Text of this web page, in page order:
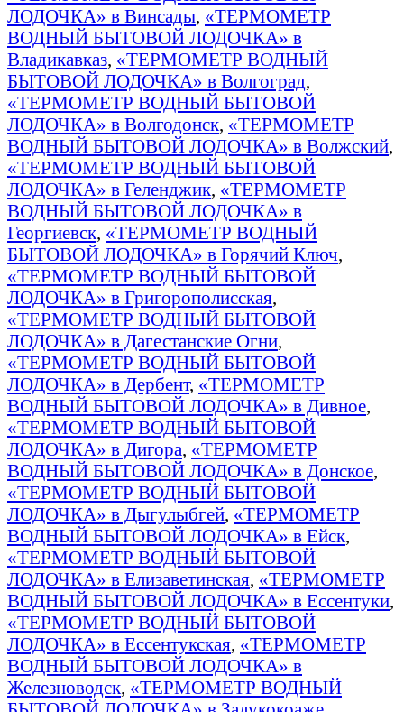
ЛОДОЧКА» в Винсады, «ТЕРМОМЕТР
ВОДНЫЙ БЫТОВОЙ ЛОДОЧКА» в
Владикавказ, «ТЕРМОМЕТР ВОДНЫЙ
БЫТОВОЙ ЛОДОЧКА» в Волгоград,
«ТЕРМОМЕТР ВОДНЫЙ БЫТОВОЙ
ЛОДОЧКА» в Волгодонск, «ТЕРМОМЕТР
ВОДНЫЙ БЫТОВОЙ ЛОДОЧКА» в Волжский,
«ТЕРМОМЕТР ВОДНЫЙ БЫТОВОЙ
ЛОДОЧКА» в Геленджик, «ТЕРМОМЕТР
ВОДНЫЙ БЫТОВОЙ ЛОДОЧКА» в
Георгиевск, «ТЕРМОМЕТР ВОДНЫЙ
БЫТОВОЙ ЛОДОЧКА» в Горячий Ключ,
«ТЕРМОМЕТР ВОДНЫЙ БЫТОВОЙ
ЛОДОЧКА» в Григорополисская,
«ТЕРМОМЕТР ВОДНЫЙ БЫТОВОЙ
ЛОДОЧКА» в Дагестанские Огни,
«ТЕРМОМЕТР ВОДНЫЙ БЫТОВОЙ
ЛОДОЧКА» в Дербент, «ТЕРМОМЕТР
ВОДНЫЙ БЫТОВОЙ ЛОДОЧКА» в Дивное,
«ТЕРМОМЕТР ВОДНЫЙ БЫТОВОЙ
ЛОДОЧКА» в Дигора, «ТЕРМОМЕТР
ВОДНЫЙ БЫТОВОЙ ЛОДОЧКА» в Донское,
«ТЕРМОМЕТР ВОДНЫЙ БЫТОВОЙ
ЛОДОЧКА» в Дыгулыбгей, «ТЕРМОМЕТР
ВОДНЫЙ БЫТОВОЙ ЛОДОЧКА» в Ейск,
«ТЕРМОМЕТР ВОДНЫЙ БЫТОВОЙ
ЛОДОЧКА» в Елизаветинская, «ТЕРМОМЕТР
ВОДНЫЙ БЫТОВОЙ ЛОДОЧКА» в Ессентуки,
«ТЕРМОМЕТР ВОДНЫЙ БЫТОВОЙ
ЛОДОЧКА» в Ессентукская, «ТЕРМОМЕТР
ВОДНЫЙ БЫТОВОЙ ЛОДОЧКА» в
Железноводск, «ТЕРМОМЕТР ВОДНЫЙ